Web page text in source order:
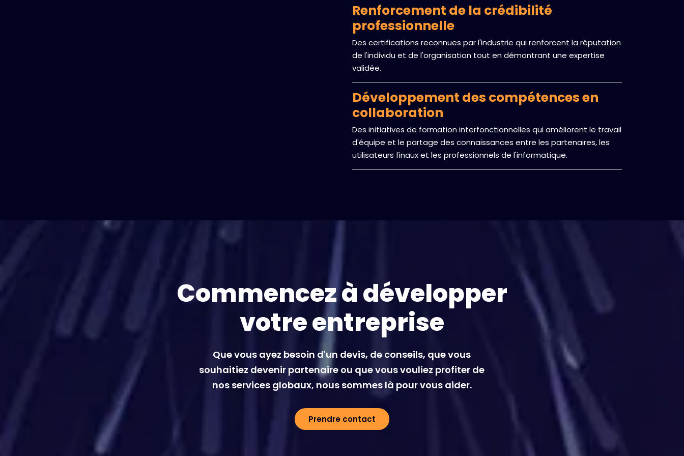
Renforcement de la crédibilité
professionnelle
Des certifications reconnues par l'industrie qui renforcent la réputation
de l'individu et de l'organisation tout en démontrant une expertise
validée.
Développement des compétences en
collaboration
Des initiatives de formation interfonctionnelles qui améliorent le travail
d'équipe et le partage des connaissances entre les partenaires, les
utilisateurs finaux et les professionnels de l'informatique.
Commencez à développer
votre entreprise
Que vous ayez besoin d'un devis, de conseils, que vous
souhaitiez devenir partenaire ou que vous vouliez profiter de
nos services globaux, nous sommes là pour vous aider.
Prendre contact